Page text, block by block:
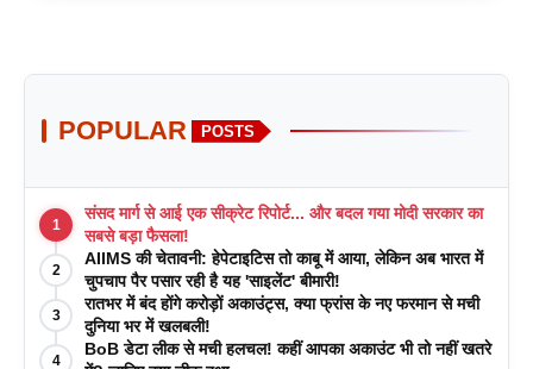
POPULAR POSTS
1
संसद मार्ग से आई एक सीक्रेट रिपोर्ट... और बदल गया मोदी सरकार का
सबसे बड़ा फैसला!
2
AIIMS की चेतावनी: हेपेटाइटिस तो काबू में आया, लेकिन अब भारत में
चुपचाप पैर पसार रही है यह 'साइलेंट' बीमारी!
3
रातभर में बंद होंगे करोड़ों अकाउंट्स, क्या फ्रांस के नए फरमान से मची
दुनिया भर में खलबली!
4
BoB डेटा लीक से मची हलचल! कहीं आपका अकाउंट भी तो नहीं खतरे